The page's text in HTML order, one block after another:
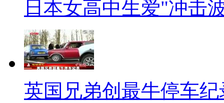
困难三、人手不够
【同期声】交警
有的不听你的再说了你像这
纠缠半天为了这一个违章整个
日本女高中生爱"冲击
英国兄弟创最牛停车纪